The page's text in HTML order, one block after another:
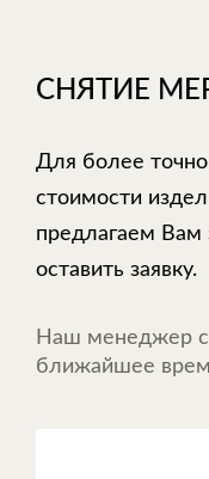
СНЯТИЕ
Для более
стоимости
предлагаем Вам
оставить заявку.
Наш менеджер
ближайшее